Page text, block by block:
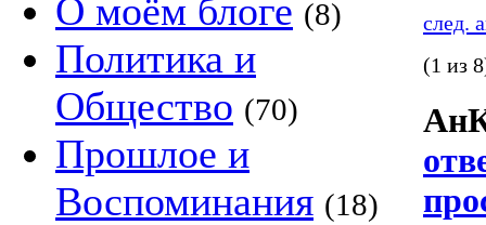
О моём блоге (8)
Политика и
Общество (70)
Прошлое и
Воспоминания (18)
след.
(1 из